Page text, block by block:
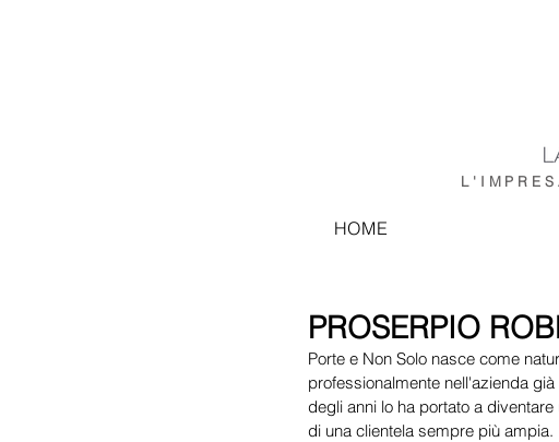
HOME
PROSERPIO
Porte e Non Solo nasce come
professionalmente nell'azienda
degli anni lo ha portato a
di una clientela sempre più ampia.